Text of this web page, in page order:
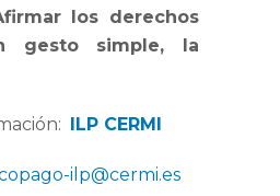
los derechos
gesto simple, la
ILP CERMI
ilp@cermi.es